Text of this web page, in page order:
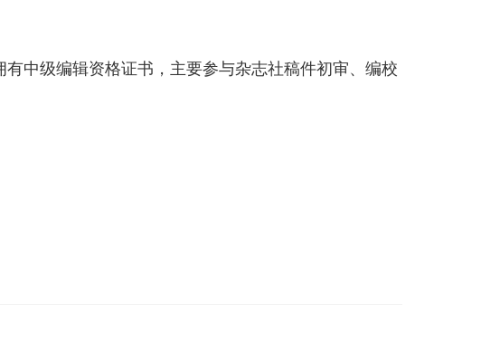
中级编辑资格证书，主要参与杂志社稿件初审、编校